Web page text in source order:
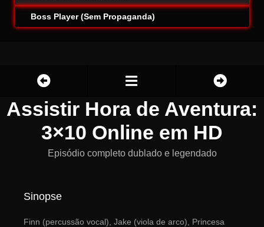
Boss Player (Sem Propaganda)
Assistir Hora de Aventura:
3×10 Online em HD
Episódio completo dublado e legendado
Sinopse
Finn (percussão vocal), Jake (viola de arco), Princesa